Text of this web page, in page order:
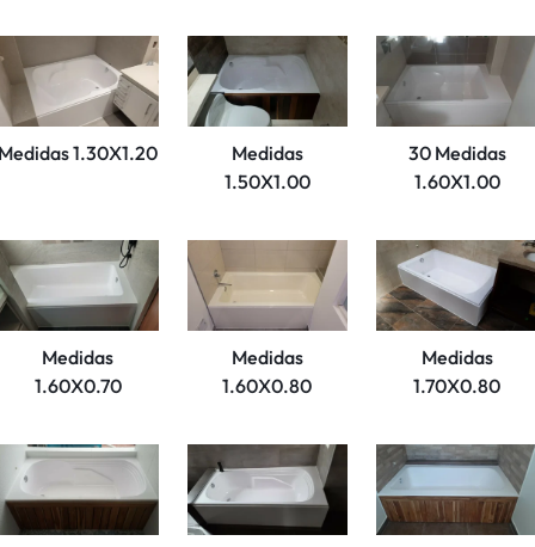
1.30X1.20
Medidas
1.50X1.00
30 Medidas
1.60X1.00
Medidas
1.60X0.70
Medidas
1.60X0.80
Medidas
1.70X0.80